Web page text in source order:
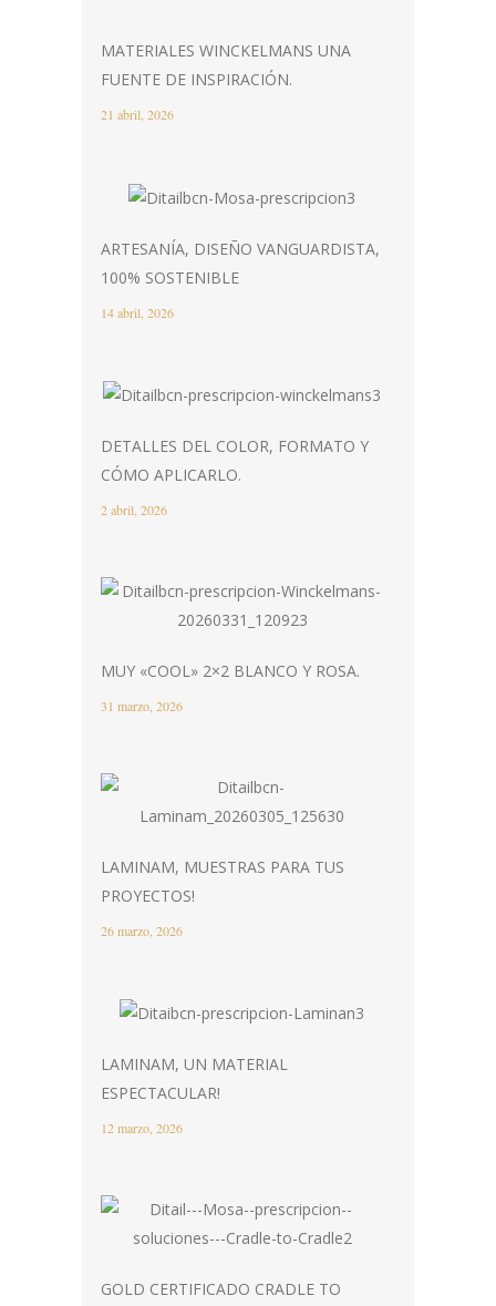
MATERIALES WINCKELMANS UNA
FUENTE DE INSPIRACIÓN.
21 abril, 2026
ARTESANÍA, DISEÑO VANGUARDISTA,
100% SOSTENIBLE
14 abril, 2026
DETALLES DEL COLOR, FORMATO Y
CÓMO APLICARLO.
2 abril, 2026
MUY «COOL» 2×2 BLANCO Y ROSA.
31 marzo, 2026
LAMINAM, MUESTRAS PARA TUS
PROYECTOS!
26 marzo, 2026
LAMINAM, UN MATERIAL
ESPECTACULAR!
12 marzo, 2026
GOLD CERTIFICADO CRADLE TO